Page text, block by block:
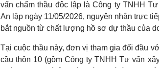
vấn chấm thầu độc lập là Công ty TNHH
An lập ngày 11/05/2026, nguyên nhân trực
bắt nguồn từ chất lượng hồ sơ dự thầu của
Tại cuộc thầu này, đơn vị tham gia đối đầu
cầu thôn 10 (gồm Công ty TNHH Tư vấn